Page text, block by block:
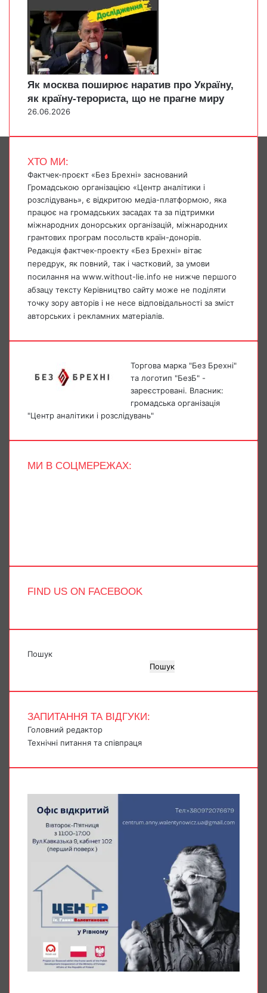
Як москва поширює наратив про Україну,
як країну-терориста, що не прагне миру
26.06.2026
ХТО МИ:
Фактчек-проєкт «Без Брехні» заснований
Громадською організацією «Центр аналітики і
розслідувань», є відкритою медіа-платформою, яка
працює на громадських засадах та за підтримки
міжнародних донорських організацій, міжнародних
грантових програм посольств країн-донорів.
Редакція фактчек-проекту «Без Брехні» вітає
передрук, як повний, так і частковий, за умови
посилання на www.without-lie.info не нижче першого
абзацу тексту Керівництво сайту може не поділяти
точку зору авторів і не несе відповідальності за зміст
авторських і рекламних матеріалів.
Торгова марка "Без Брехні"
та логотип "БезБ" -
зареєстровані. Власник:
громадська організація
"Центр аналітики і розслідувань"
МИ В СОЦМЕРЕЖАХ:
FIND US ON FACEBOOK
Пошук
Пошук
ЗАПИТАННЯ ТА ВІДГУКИ:
Головний редактор
Технічні питання та співпраця